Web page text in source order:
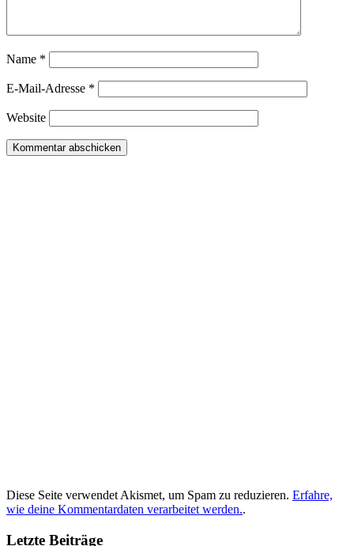
Name *
E-Mail-Adresse *
Website
Diese Seite verwendet Akismet, um Spam zu reduzieren. Erfahre,
wie deine Kommentardaten verarbeitet werden..
Letzte Beiträge